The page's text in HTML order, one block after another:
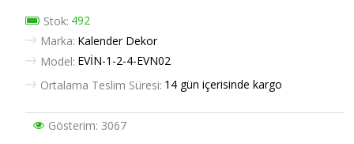
Stok: 492
Marka: Kalender Dekor
Model: EVİN-1-2-4-EVN02
Ortalama Teslim Süresi: 14 gün içerisinde kargo
Gösterim: 3067